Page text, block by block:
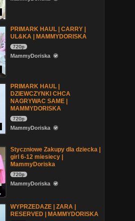
PRIMARK HAUL | CARRY |
UL&KA | MAMMYDORISKA
720p
MammyDoriska
PRIMARK HAUL |
DZIEWCZYNKI CHCA
NAGRYWAC SAME |
MAMMYDORISKA
720p
MammyDoriska
Styczniowe Zakupy dla dziecka |
girl 6-12 miesiecy |
MammyDoriska
720p
MammyDoriska
WYPRZEDAZE | ZARA |
RESERVED | MAMMYDORISKA